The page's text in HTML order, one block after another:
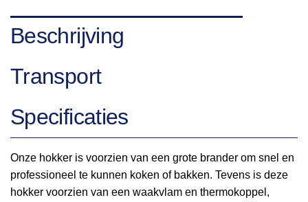
Beschrijving
Transport
Specificaties
Onze hokker is voorzien van een grote brander om snel en
professioneel te kunnen koken of bakken. Tevens is deze
hokker voorzien van een waakvlam en thermokoppel,